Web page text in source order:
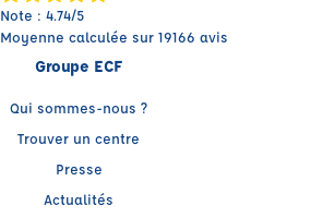
Note : 4.74/5
Moyenne calculée sur 19166 avis
Groupe ECF
Qui sommes-nous ?
Trouver un centre
Presse
Actualités